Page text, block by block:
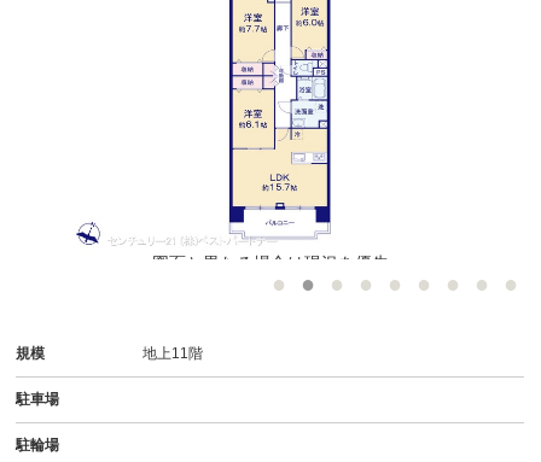
図面と異なる場合は現況を優先
規模 地上11階
駐車場
駐輪場